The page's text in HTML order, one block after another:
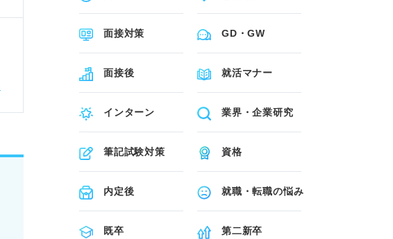
面接対策 GD・GW
面接後 就活マナー
インターン 業界・企業研究
筆記試験対策 資格
内定後 就職・転職の悩み
既卒 第二新卒